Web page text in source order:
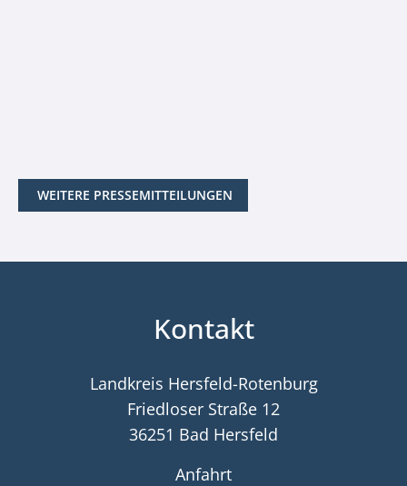
WEITERE PRESSEMITTEILUNGEN
Kontakt
Landkreis Hersfeld-Rotenburg
Friedloser Straße 12
36251 Bad Hersfeld
Anfahrt